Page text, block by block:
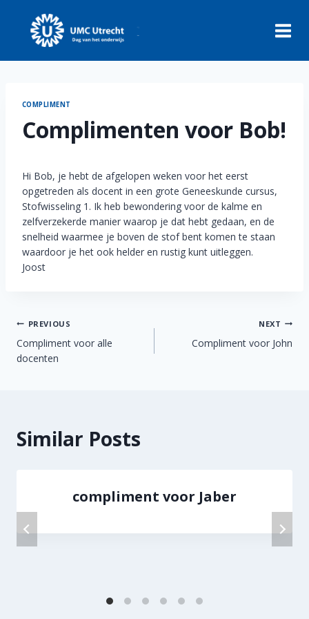
content
COMPLIMENT
Complimenten voor Bob!
Hi Bob, je hebt de afgelopen weken voor het eerst
opgetreden als docent in een grote Geneeskunde cursus,
Stofwisseling 1. Ik heb bewondering voor de kalme en
zelfverzekerde manier waarop je dat hebt gedaan, en de
snelheid waarmee je boven de stof bent komen te staan
waardoor je het ook helder en rustig kunt uitleggen.
Joost
Berichtnavigatie
PREVIOUS
Compliment voor alle
docenten
NEXT
Compliment voor John
Similar Posts
compliment voor Jaber